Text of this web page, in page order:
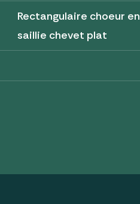
Rectangulaire choeur en
saillie chevet plat